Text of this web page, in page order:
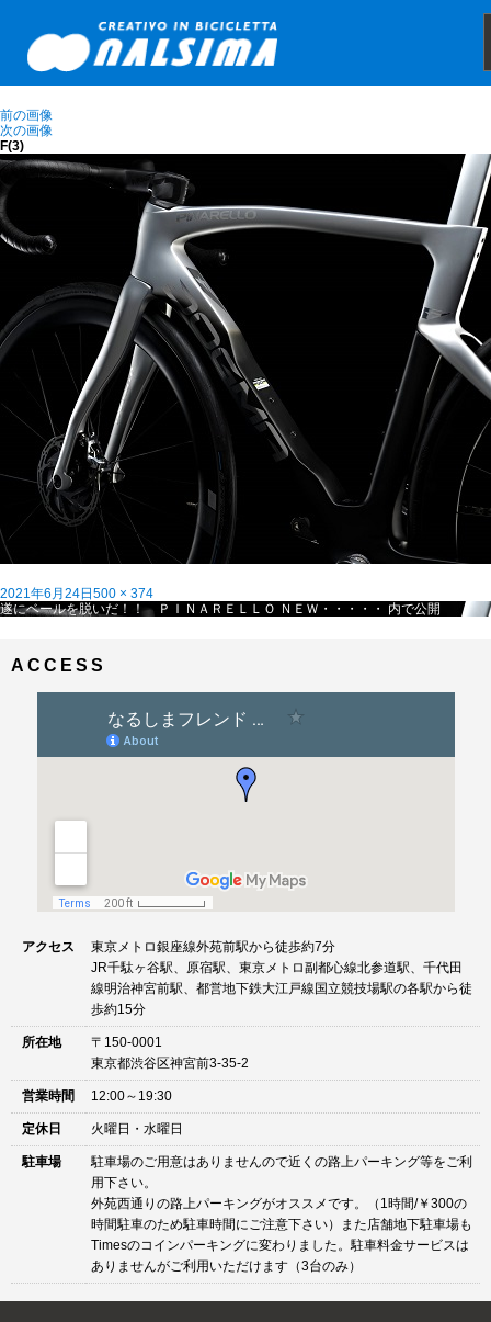
前の画像
次の画像
F(3)
投
稿
2021年6月24日 フ
ル
500 × 374
投
ゲ
遂にベールを脱いだ！！ ＰＩＮＡＲＥＬＬＯ ＮＥＷ・・・・・ 内で公開
ACCESS
アクセス
東京メトロ銀座線外苑前駅から徒歩約7分
JR千駄ヶ谷駅、原宿駅、東京メトロ副都心線北参道駅、千代田
線明治神宮前駅、都営地下鉄大江戸線国立競技場駅の各駅から徒
歩約15分
所在地
〒150-0001
東京都渋谷区神宮前3-35-2
営業時間 12:00～19:30
定休日 火曜日・水曜日
駐車場
駐車場のご用意はありませんので近くの路上パーキング等をご利
用下さい。
外苑西通りの路上パーキングがオススメです。（1時間/￥300の
時間駐車のため駐車時間にご注意下さい）また店舗地下駐車場も
Timesのコインパーキングに変わりました。駐車料金サービスは
ありませんがご利用いただけます（3台のみ）